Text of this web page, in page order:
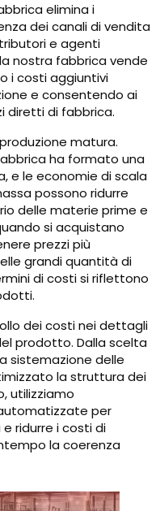
elimina i
dei canali di vendita
e agenti
nostra fabbrica vende
i costi aggiuntivi
e consentendo ai
diretti di fabbrica.
matura.
ha formato una
e le economie di scala
possono ridurre
delle materie prime e
si acquistano
prezzi più
grandi quantità di
di costi si riflettono
dei costi nei dettagli
prodotto. Dalla scelta
sistemazione delle
la struttura dei
utilizziamo
per
ridurre i costi di
la coerenza